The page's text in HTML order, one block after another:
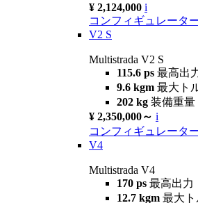
¥ 2,124,000 i
コンフィギュレータ
V2 S
Multistrada V2 S
115.6 ps 最高出
9.6 kgm 最大ト
202 kg 装備重量
¥ 2,350,000～ i
コンフィギュレータ
V4
Multistrada V4
170 ps 最高出力
12.7 kgm 最大ト